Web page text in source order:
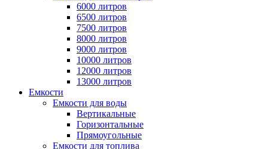
6000 литров
6500 литров
7500 литров
8000 литров
9000 литров
10000 литров
12000 литров
13000 литров
Емкости
Емкости для воды
Вертикальные
Горизонтальные
Прямоугольные
Емкости для топлива